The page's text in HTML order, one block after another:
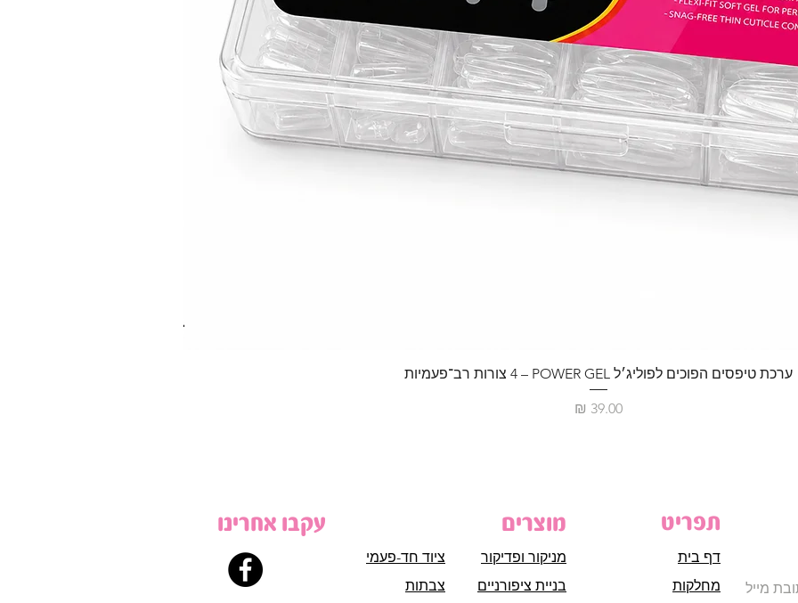
ערכת טיפסים הפוכים לפוליג׳ל POWER GEL – ‏4 צורות רב־פעמיות
מחיר
עקבו אחרינו מוצרים
ציוד חד-פעמי
צבתות
מניקור ופדיקור
בניית ציפורניים
תפריט
דף בית
מחלקות